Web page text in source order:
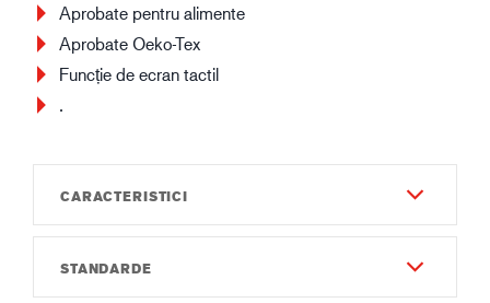
Aprobate pentru alimente
Aprobate Oeko-Tex
Funcție de ecran tactil
CARACTERISTICI
Durabilitate
6
STANDARDE